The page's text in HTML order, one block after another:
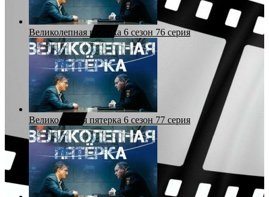
Великолепная пятерка 6 сезон 76 серия
Великолепная пятерка 6 сезон 77 серия